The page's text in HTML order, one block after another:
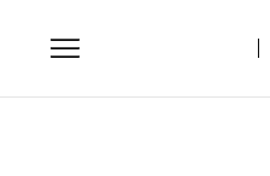
Toggle
navigation